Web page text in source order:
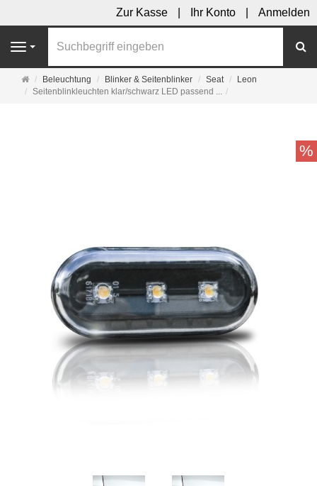
Zur Kasse Ihr Konto Anmelden
Navigation
Startseite
Beleuchtung Blinker & Seitenblinker Seat
Leon
Seitenblinkleuchten klar/schwarz LED passend ...
%